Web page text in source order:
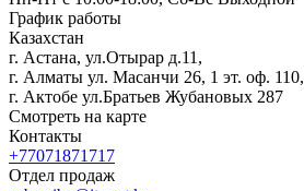
График работы
Казахстан
г. Астана, ул.Отырар д.11,
г. Алматы ул. Масанчи 26, 1 эт. оф. 110,
г. Актобе ул.Братьев Жубановых 287
Смотреть на карте
Контакты
+77071871717
Отдел продаж